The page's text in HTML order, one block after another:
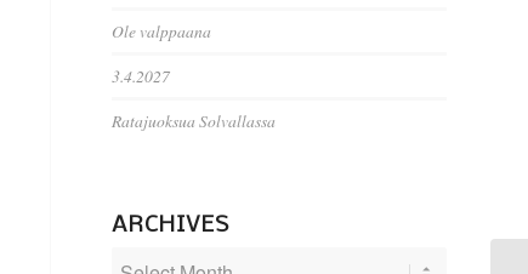
Ole valppaana
3.4.2027
Ratajuoksua Solvallassa
ARCHIVES